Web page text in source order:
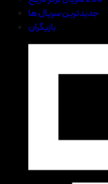
جدیدترین سریال ها
بازیگران